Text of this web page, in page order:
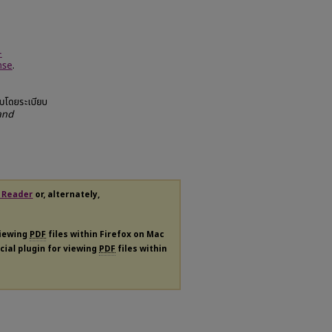
.
ดยระเบียบ
or, alternately,
PDF files within Firefox on Mac
plugin for viewing PDF files within